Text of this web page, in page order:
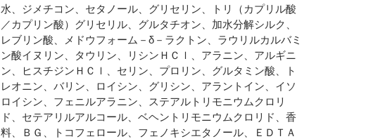
水、ジメチコン、セタノール、グリセリン、トリ（カプリル酸
／カプリン酸）グリセリル、グルタチオン、加水分解シルク、
レブリン酸、メドウフォーム－δ－ラクトン、ラウリルカルバミ
ン酸イヌリン、タウリン、リシンＨＣｌ、アラニン、アルギニ
ン、ヒスチジンＨＣｌ、セリン、プロリン、グルタミン酸、ト
レオニン、バリン、ロイシン、グリシン、アラントイン、イソ
ロイシン、フェニルアラニン、ステアルトリモニウムクロリ
ド、セテアリルアルコール、ベヘントリモニウムクロリド、香
料、ＢＧ、トコフェロール、フェノキシエタノール、ＥＤＴＡ